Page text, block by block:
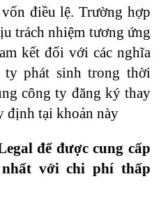
điều lệ. Trường hợp
trách nhiệm tương ứng
kết đối với các nghĩa
phát sinh trong thời
công ty đăng ký thay
định tại khoản này
để được cung cấp
với chi phí thấp